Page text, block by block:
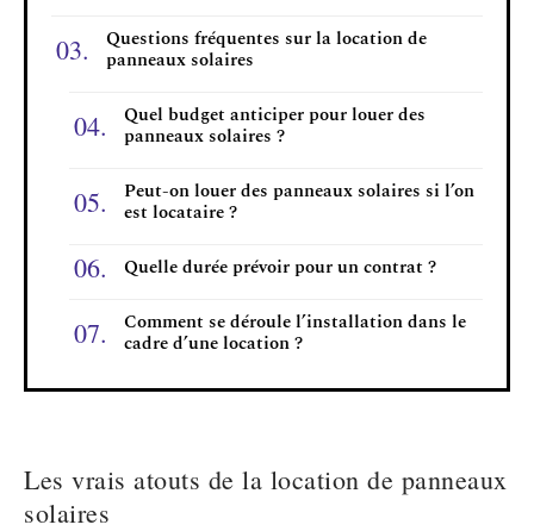
Questions fréquentes sur la location de
panneaux solaires
Quel budget anticiper pour louer des
panneaux solaires ?
Peut-on louer des panneaux solaires si l’on
est locataire ?
Quelle durée prévoir pour un contrat ?
Comment se déroule l’installation dans le
cadre d’une location ?
Les vrais atouts de la location de panneaux
solaires